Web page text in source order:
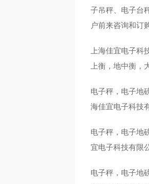
子吊秤、电子台
户前来咨询和订
上海佳宜电子
上衡，地中衡，
电子秤，电子地
海佳宜电子科技
电子秤，电子地
宜电子科技有限
电子秤，电子地